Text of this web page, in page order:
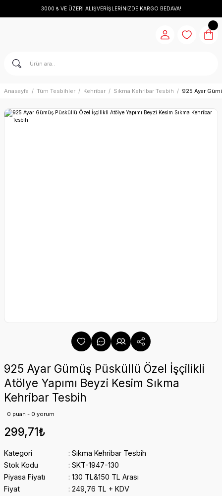
3000 ₺ VE ÜZERİ ALIŞVERİŞLERİNİZDE KARGO BEDAVA!
Anasayfa Tüm Tesbihler Kehribar Sıkma Kehribar Tesbih 925 Ayar
925 Ayar Gümüş Püsküllü Özel İşçilikli
Atölye Yapımı Beyzi Kesim Sıkma
Kehribar Tesbih
0 puan - 0 yorum
299,71₺
Kategori
Sıkma Kehribar Tesbih
Stok Kodu
SKT-1947-130
Piyasa Fiyatı
130 TL&150 TL Arası
Fiyat
249,76 TL + KDV